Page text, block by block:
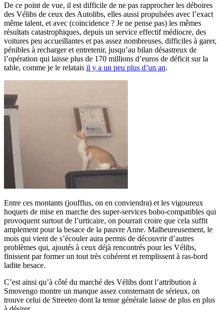
De ce point de vue, il est difficile de ne pas rapprocher les déboires
des Vélibs de ceux des Autolibs, elles aussi propulsées avec l’exact
même talent, et avec (coïncidence ? Je ne pense pas) les mêmes
résultats catastrophiques, depuis un service effectif médiocre, des
voitures peu accueillantes et pas assez nombreuses, difficiles à garer,
pénibles à recharger et entretenir, jusqu’au bilan désastreux de
l’opération qui laisse plus de 170 millions d’euros de déficit sur la
table, comme je le relatais il y a un peu plus d’un an.
Entre ces montants (joufflus, on en conviendra) et les vigoureux
hoquets de mise en marche des super-services bobo-compatibles qui
provoquent surtout de l’urticaire, on pourrait croire que cela suffit
amplement pour la besace de la pauvre Anne. Malheureusement, le
mois qui vient de s’écouler aura permis de découvrir d’autres
problèmes qui, ajoutés à ceux déjà rencontrés pour les Vélibs,
finissent par former un tout très cohérent et remplissent à ras-bord
ladite besace.
C’est ainsi qu’à côté du marché des Vélibs dont l’attribution à
Smovengo montre un manque assez consternant de sérieux, on
trouve celui de Streeteo dont la tenue générale laisse de plus en plus